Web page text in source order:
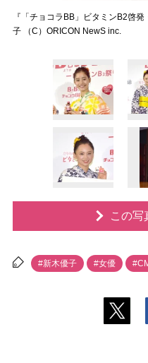
『「チョコラBB」ビタミンB2啓
子 （C）ORICON NewS inc.
この写
#新木優子 #女優